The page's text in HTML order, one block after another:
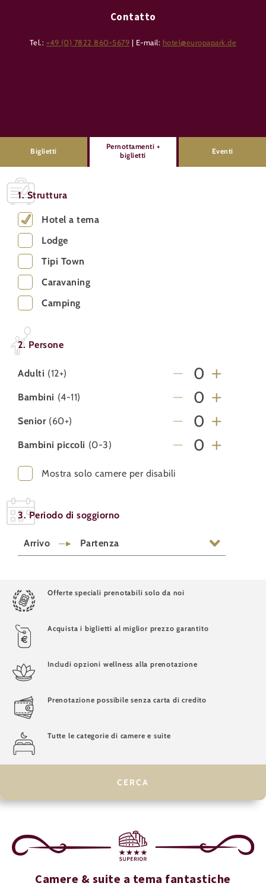
benvenuto come sempre. Ti ringraziamo per la comprensione.
Contatto
Tel.: +49 (0) 7822 860-5679 | E-mail: hotel@europapark.de
Biglietti
Pernottamenti +
biglietti
Eventi
1. Struttura
Hotel a tema
Lodge
Tipi Town
Caravaning
Camping
2. Persone
Adulti (12+)
Bambini (4-11)
Senior (60+)
Bambini piccoli (0-3)
Mostra solo camere per disabili
3. Periodo di soggiorno
Arrivo Partenza
Offerte speciali prenotabili solo da noi
Acquista i biglietti al miglior prezzo garantito
Includi opzioni wellness alla prenotazione
Prenotazione possibile senza carta di credito
Tutte le categorie di camere e suite
Camere & suite a tema fantastiche